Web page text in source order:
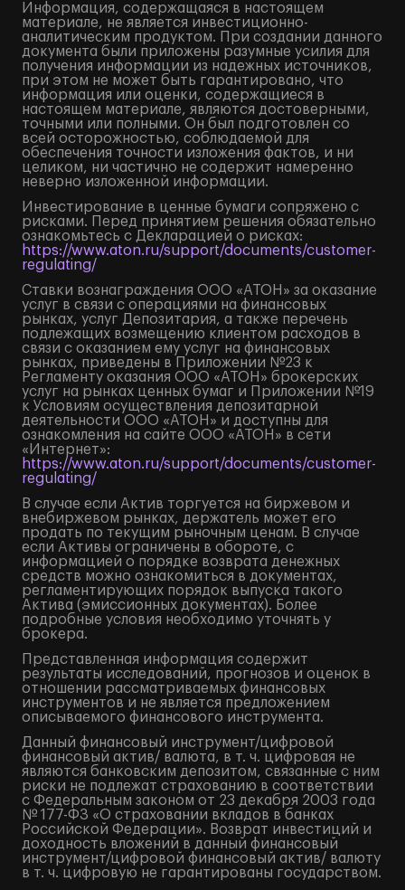
Информация, содержащаяся в настоящем
материале, не является инвестиционно-
аналитическим продуктом. При создании данного
документа были приложены разумные усилия для
получения информации из надежных источников,
при этом не может быть гарантировано, что
информация или оценки, содержащиеся в
настоящем материале, являются достоверными,
точными или полными. Он был подготовлен со
всей осторожностью, соблюдаемой для
обеспечения точности изложения фактов, и ни
целиком, ни частично не содержит намеренно
неверно изложенной информации.
Инвестирование в ценные бумаги сопряжено с
рисками. Перед принятием решения обязательно
ознакомьтесь с Декларацией о рисках:
https://www.aton.ru/support/documents/customer-
regulating/
Ставки вознаграждения ООО «АТОН» за оказание
услуг в связи с операциями на финансовых
рынках, услуг Депозитария, а также перечень
подлежащих возмещению клиентом расходов в
связи с оказанием ему услуг на финансовых
рынках, приведены в Приложении №23 к
Регламенту оказания ООО «АТОН» брокерских
услуг на рынках ценных бумаг и Приложении №19
к Условиям осуществления депозитарной
деятельности ООО «АТОН» и доступны для
ознакомления на сайте ООО «АТОН» в сети
«Интернет»:
https://www.aton.ru/support/documents/customer-
regulating/
В случае если Актив торгуется на биржевом и
внебиржевом рынках, держатель может его
продать по текущим рыночным ценам. В случае
если Активы ограничены в обороте, с
информацией о порядке возврата денежных
средств можно ознакомиться в документах,
регламентирующих порядок выпуска такого
Актива (эмиссионных документах). Более
подробные условия необходимо уточнять у
брокера.
Представленная информация содержит
результаты исследований, прогнозов и оценок в
отношении рассматриваемых финансовых
инструментов и не является предложением
описываемого финансового инструмента.
Данный финансовый инструмент/цифровой
финансовый актив/ валюта, в т. ч. цифровая не
являются банковским депозитом, связанные с ним
риски не подлежат страхованию в соответствии
с Федеральным законом от 23 декабря 2003 года
№ 177-ФЗ «О страховании вкладов в банках
Российской Федерации». Возврат инвестиций и
доходность вложений в данный финансовый
инструмент/цифровой финансовый актив/ валюту
в т. ч. цифровую не гарантированы государством.